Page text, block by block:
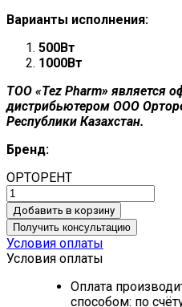
Варианты исполнения:
500Вт
1000Вт
ТОО «Tez Pharm» является
дистрибьютером ООО
Республики Казахстан.
Бренд:
ОРТОРЕНТ
Добавить в корзину
Получить консультацию
Условия оплаты
Условия оплаты
Оплата
способом: по